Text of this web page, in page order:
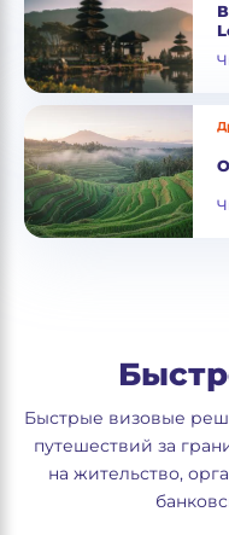
Быстрые визовые
путешествий за
на жительство,